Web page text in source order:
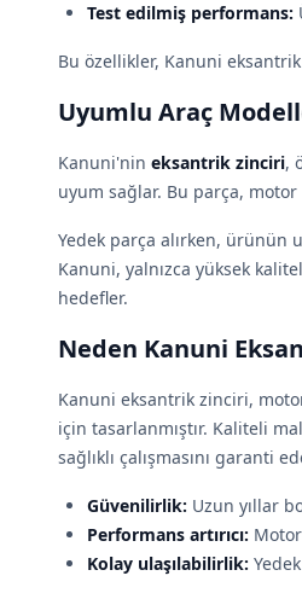
Test edilmiş performans:
Bu özellikler, Kanuni
Uyumlu Araç
Kanuni'nin eksantrik zinciri,
uyum sağlar. Bu parça, motor
Yedek parça alırken,
Kanuni, yalnızca yüksek
hedefler.
Neden Kanuni
Kanuni eksantrik zinciri,
için tasarlanmıştır. Kaliteli
sağlıklı çalışmasını garanti
Güvenilirlik: Uzun yıllar
Performans artırıcı:
Kolay ulaşılabilirlik: